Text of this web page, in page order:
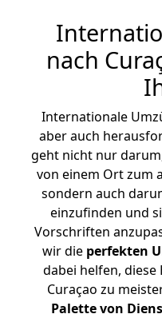
nach
Internationale
aber auch
geht nicht nur
von einem Ort zum
sondern auch
einzufinden und
Vorschriften
wir die perfekten
dabei helfen,
Curaçao zu
Palette von